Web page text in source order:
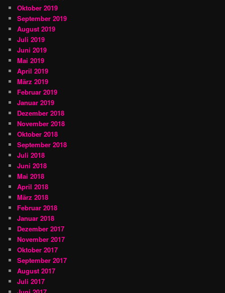
Oktober 2019
September 2019
August 2019
Juli 2019
Juni 2019
Mai 2019
April 2019
März 2019
Februar 2019
Januar 2019
Dezember 2018
November 2018
Oktober 2018
September 2018
Juli 2018
Juni 2018
Mai 2018
April 2018
März 2018
Februar 2018
Januar 2018
Dezember 2017
November 2017
Oktober 2017
September 2017
August 2017
Juli 2017